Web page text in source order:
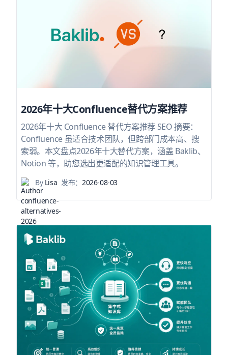
2026年十大Confluence替代方案推荐
2026年十大 Confluence 替代方案推荐 SEO 摘要：
Confluence 虽适合技术团队，但跨部门成本高、搜
索弱。本文盘点2026年十大替代方案，涵盖 Baklib、
Notion 等，助您选出更适配的知识管理工具。
ByLisa 发布：2026-08-03